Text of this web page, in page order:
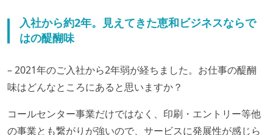
入社から約2年。見えてきた恵和ビジネスならで
はの醍醐味
– 2021年のご入社から2年弱が経ちました。お仕事の醍醐
味はどんなところにあると思いますか？
コールセンター事業だけではなく、印刷・エントリー等他
の事業とも繋がりが強いので、サービスに発展性が感じら